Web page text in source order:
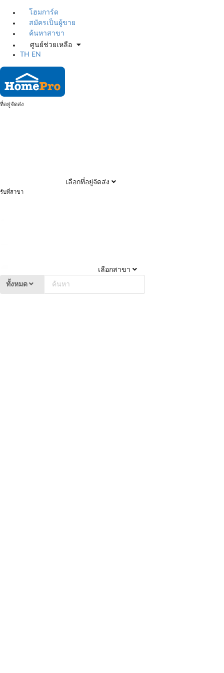
โฮมการ์ด
สมัครเป็นผู้ขาย
ค้นหาสาขา
ศูนย์ช่วยเหลือ
TH
EN
ที่อยู่จัดส่ง
เลือกที่อยู่จัดส่ง
รับที่สาขา
เลือกสาขา
ทั้งหมด